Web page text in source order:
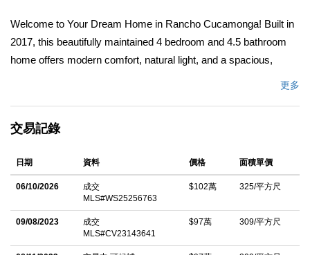
Welcome to Your Dream Home in Rancho Cucamonga! Built in
2017, this beautifully maintained 4 bedroom and 4.5 bathroom
home offers modern comfort, natural light, and a spacious,
The oversized island, updated countertops, and abundant
entertaining. Tiles and light-colored wood-like plank flooring,
enhancing the homeâ€™s bright and airy feel. Downstairs,
youâ€™ll find a convenient one-bedroom suiteâ€”perfect for
guests or extended family. Upstairs features three additional
bedrooms, including two suites. The primary suite is a true
更多
交易記錄
日期 資料 價格 面積單價
06/10/2026
成交
MLS#WS25256763
$102萬 325/平方尺
09/08/2023
成交
MLS#CV23143641
$97萬 309/平方尺